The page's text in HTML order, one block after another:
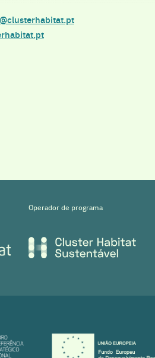
Operador de programa